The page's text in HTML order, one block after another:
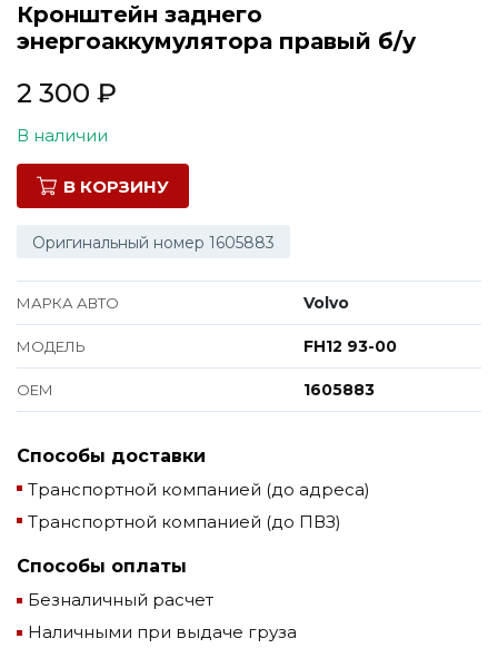
Кронштейн заднего
энергоаккумулятора правый б/у
2 300 ₽
В наличии
В КОРЗИНУ
Оригинальный номер 1605883
МАРКА АВТО Volvo
МОДЕЛЬ FH12 93-00
ОЕМ 1605883
Способы доставки
Транспортной компанией (до адреса)
Транспортной компанией (до ПВЗ)
Способы оплаты
Безналичный расчет
Наличными при выдаче груза